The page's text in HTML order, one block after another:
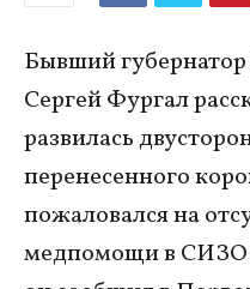
Бывший губернатор
Сергей Фургал
развилась
перенесенного
пожаловался на
медпомощи в СИЗО